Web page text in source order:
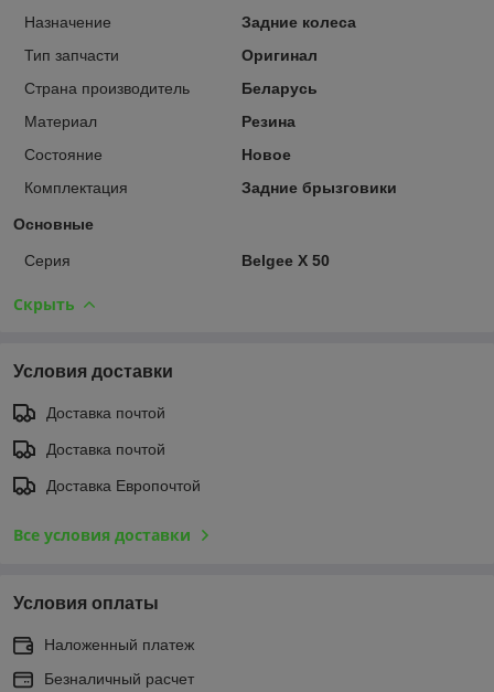
Назначение
Задние колеса
Тип запчасти
Оригинал
Страна производитель
Беларусь
Материал
Резина
Состояние
Новое
Комплектация
Задние брызговики
Основные
Серия Belgee X 50
Скрыть
Условия доставки
Доставка почтой
Доставка почтой
Доставка Европочтой
Все условия доставки
Условия оплаты
Наложенный платеж
Безналичный расчет